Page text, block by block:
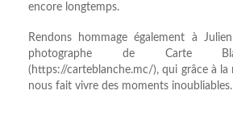
encore longtemps.
Rendons hommage également à
photographe de Carte
(https://carteblanche.mc/), qui grâce à la
nous fait vivre des moments inoubliables.